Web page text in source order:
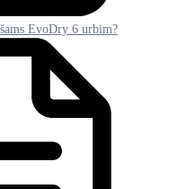
EvoDry 6 urbim?